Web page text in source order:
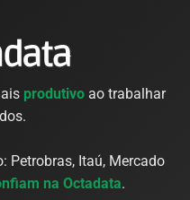
produtivo ao trabalhar
Petrobras, Itaú, Mercado
na Octadata.